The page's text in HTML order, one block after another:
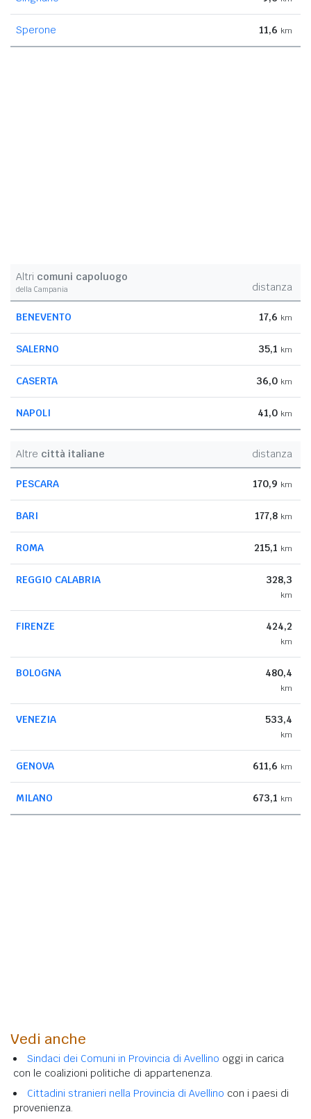
Sperone 11,6 km
Altri comuni capoluogo
della Campania distanza
BENEVENTO 17,6 km
SALERNO 35,1 km
CASERTA 36,0 km
NAPOLI 41,0 km
Altre città italiane distanza
PESCARA 170,9 km
BARI 177,8 km
ROMA 215,1 km
REGGIO CALABRIA 328,3
km
FIRENZE 424,2
km
BOLOGNA 480,4
km
VENEZIA 533,4
km
GENOVA 611,6 km
MILANO 673,1 km
Vedi anche
Sindaci dei Comuni in Provincia di Avellino oggi in carica
con le coalizioni politiche di appartenenza.
Cittadini stranieri nella Provincia di Avellino con i paesi di
provenienza.